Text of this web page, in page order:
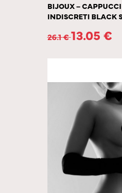
BIJOUX –
INDISCRETI BLACK
26.1€13.05 €